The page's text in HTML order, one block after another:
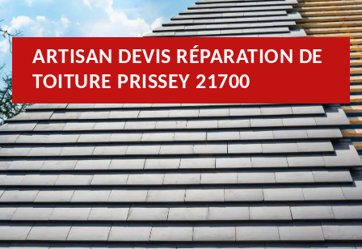
ARTISAN DEVIS RÉPARATION DE
TOITURE PRISSEY 21700